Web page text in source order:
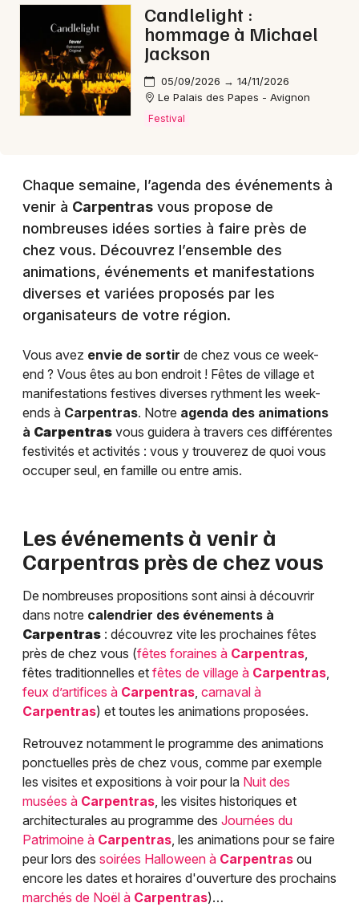
Candlelight :
hommage à Michael
Jackson
05/09/2026 → 14/11/2026
Le Palais des Papes - Avignon
Festival
Chaque semaine, l’agenda des événements à
venir à Carpentras vous propose de
nombreuses idées sorties à faire près de
chez vous. Découvrez l’ensemble des
animations, événements et manifestations
diverses et variées proposés par les
organisateurs de votre région.
Vous avez envie de sortir de chez vous ce week-
end ? Vous êtes au bon endroit ! Fêtes de village et
manifestations festives diverses rythment les week-
ends à Carpentras. Notre agenda des animations
à Carpentras vous guidera à travers ces différentes
festivités et activités : vous y trouverez de quoi vous
occuper seul, en famille ou entre amis.
Les événements à venir à
Carpentras près de chez vous
De nombreuses propositions sont ainsi à découvrir
dans notre calendrier des événements à
Carpentras : découvrez vite les prochaines fêtes
près de chez vous (fêtes foraines à Carpentras,
fêtes traditionnelles et fêtes de village à Carpentras,
feux d’artifices à Carpentras, carnaval à
Carpentras) et toutes les animations proposées.
Retrouvez notamment le programme des animations
ponctuelles près de chez vous, comme par exemple
les visites et expositions à voir pour la Nuit des
musées à Carpentras, les visites historiques et
architecturales au programme des Journées du
Patrimoine à Carpentras, les animations pour se faire
peur lors des soirées Halloween à Carpentras ou
encore les dates et horaires d'ouverture des prochains
marchés de Noël à Carpentras)…